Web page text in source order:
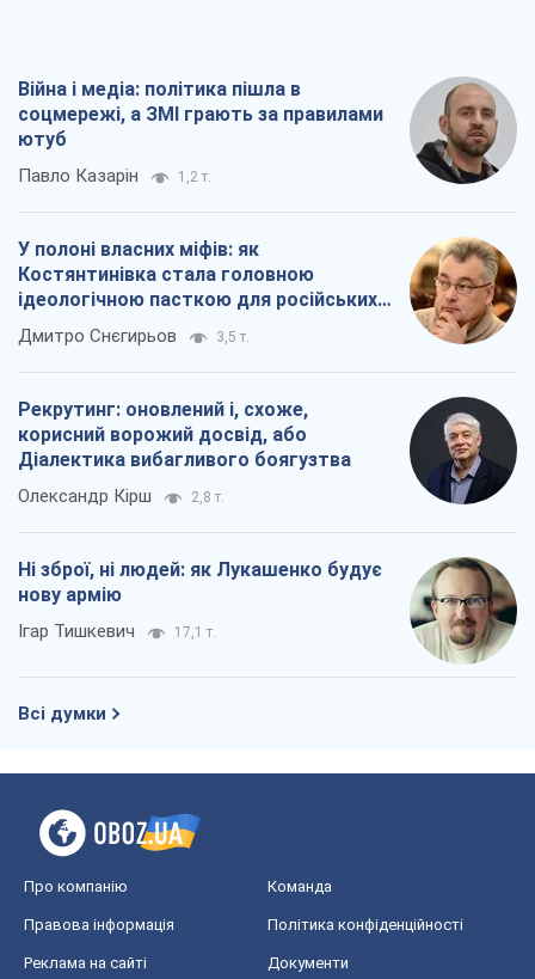
Війна і медіа: політика пішла в
соцмережі, а ЗМІ грають за правилами
ютуб
Павло Казарін 1,2 т.
У полоні власних міфів: як
Костянтинівка стала головною
ідеологічною пасткою для російських
окупантів
Дмитро Снєгирьов 3,5 т.
Рекрутинг: оновлений і, схоже,
корисний ворожий досвід, або
Діалектика вибагливого боягузтва
Олександр Кірш 2,8 т.
Ні зброї, ні людей: як Лукашенко будує
нову армію
Ігар Тишкевич 17,1 т.
Всі думки
Про компанію Команда
Правова інформація Політика конфіденційності
Реклама на сайті Документи